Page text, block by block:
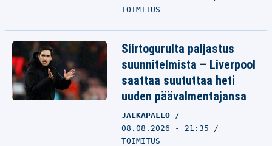
TOIMITUS
Siirtogurulta paljastus
suunnitelmista – Liverpool
saattaa suututtaa heti
uuden päävalmentajansa
JALKAPALLO
08.08.2026 - 21:35
TOIMITUS